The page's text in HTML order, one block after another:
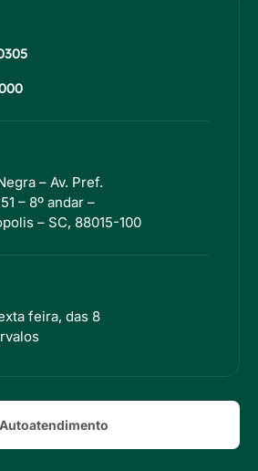
– Av. Pref.
– 8º andar –
– SC, 88015-100
feira, das 8
Autoatendimento